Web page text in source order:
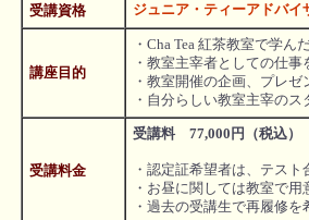
受講資格 ジュニア・ティーアドバイ
講座目的
・Cha Tea 紅茶教室で学
・教室主宰者としての仕事
・教室開催の企画、プレ
・自分らしい教室主宰のス
受講料金
受講料 77,000円（税込）
・認定証希望者は、テス
・お昼に関しては教室で用
・過去の受講生で再履修